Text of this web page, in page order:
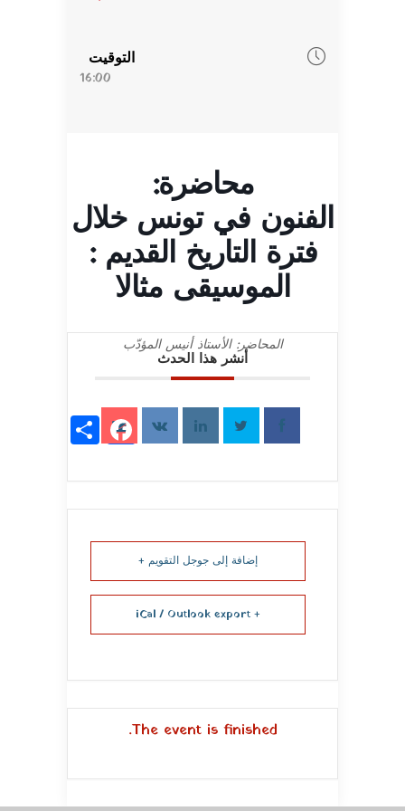
التوقيت
16:00
محاضرة:
الفنون في تونس خلال
فترة التاريخ القديم :
الموسيقى مثالا
المحاضر: الأستاذ أنيس المؤدّب
أنشر هذا الحدث
إضافة إلى جوجل التقويم +
+ iCal / Outlook export
The event is finished.